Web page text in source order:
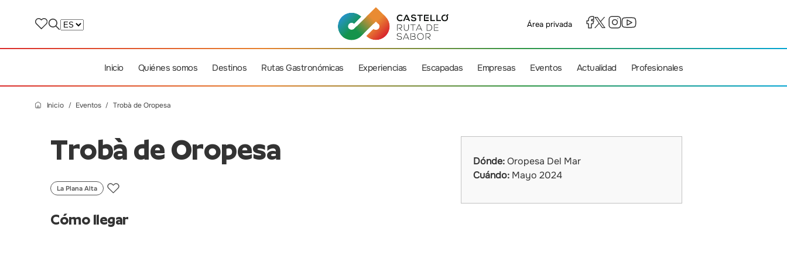
Área privada
Inicio Quiénes somos Destinos Rutas Gastronómicas Experiencias Escapadas Empresas Eventos Actualidad Profesionales
Inicio Eventos Trobà de Oropesa
Trobà de Oropesa
La Plana Alta
Cómo llegar
Dónde:Oropesa Del Mar
Cuándo: Mayo 2024